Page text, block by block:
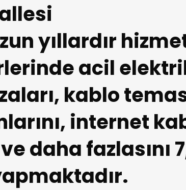
yıllardır
acil
kablo
internet
daha fazlasını